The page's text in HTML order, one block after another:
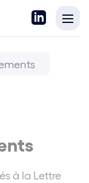
à la Lettre